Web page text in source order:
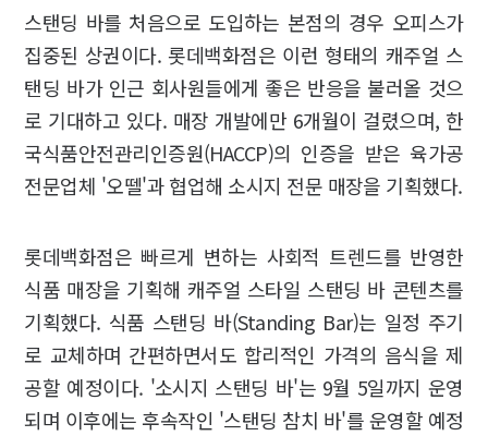
스탠딩 바를 처음으로 도입하는 본점의 경우 오피스가
집중된 상권이다. 롯데백화점은 이런 형태의 캐주얼 스
탠딩 바가 인근 회사원들에게 좋은 반응을 불러올 것으
로 기대하고 있다. 매장 개발에만 6개월이 걸렸으며, 한
국식품안전관리인증원(HACCP)의 인증을 받은 육가공
전문업체 '오뗄'과 협업해 소시지 전문 매장을 기획했다.
롯데백화점은 빠르게 변하는 사회적 트렌드를 반영한
식품 매장을 기획해 캐주얼 스타일 스탠딩 바 콘텐츠를
기획했다. 식품 스탠딩 바(Standing Bar)는 일정 주기
로 교체하며 간편하면서도 합리적인 가격의 음식을 제
공할 예정이다. '소시지 스탠딩 바'는 9월 5일까지 운영
되며 이후에는 후속작인 '스탠딩 참치 바'를 운영할 예정